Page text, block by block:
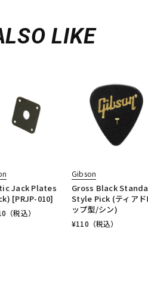
LIKE
Jack Plates
[PRJP-010]
（税込）
Gibson
Gross Black
Style Pick (ティアド
ップ型/シン)
¥110 （税込）